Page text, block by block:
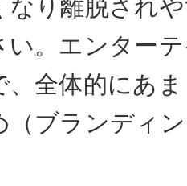
なり離脱され
い。エンター
、全体的にあ
（ブランディ